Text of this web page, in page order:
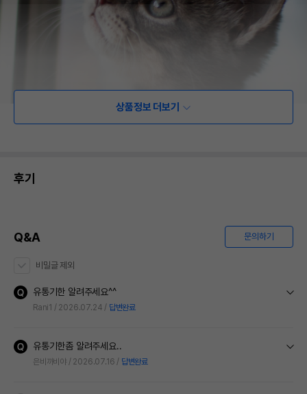
상품정보 더보기
후기
Q&A 문의하기
비밀글 제외
유통기한 알려주세요^^
Rani1 2026.07.24 답변완료
유통기한좀 알려주세요..
은비까비야 2026.07.16 답변완료